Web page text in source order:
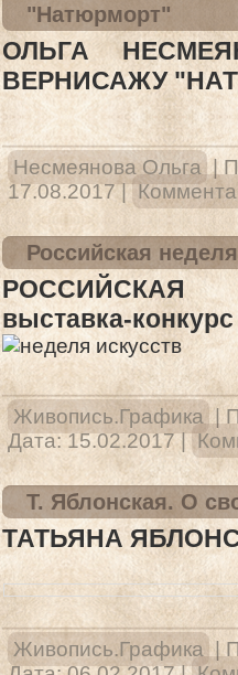
"Натюрморт"
ОЛЬГА
ВЕРНИСАЖУ
Несмеянова Ольга |
17.08.2017 |
Российская
РОССИЙСКАЯ
выставка-
Живопись.Графика |
Дата: 15.02.2017 |
Т. Яблонская. О
ТАТЬЯНА
Живопись.Графика |